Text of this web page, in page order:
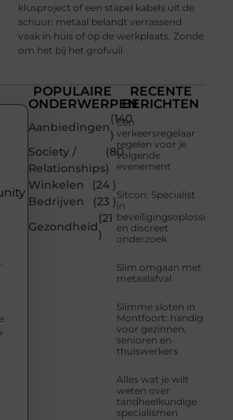
klusproject of een stapel kabels uit de
schuur: metaal belandt verrassend
vaak in huis of op de werkplaats. Zonde
om het bij het grofvuil
POPULAIRE
ONDERWERPEN
Aanbiedingen
(140
)
Society /
Relationships
(80
)
Winkelen
(24 )
Bedrijven
(23 )
Gezondheid
(21
)
RECENTE
BERICHTEN
Een
verkeersregelaar
regelen voor je
volgende
evenement
Sitcon: Specialist
in
beveiligingsoplossingen
en discreet
onderzoek
Slim omgaan met
metaalafval
Slimme sloten in
Montfoort: handig
voor gezinnen,
senioren en
thuiswerkers
Alles wat je wilt
weten over
tandheelkundige
specialismen